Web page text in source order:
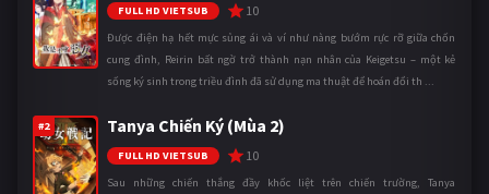
FULL HD VIETSUB 10
Được điện hạ hết mực sủng ái và ví như nàng bướm rực rỡ giữa chốn
cung đình, Reirin bất ngờ trở thành nạn nhân của Keigetsu – một kẻ
sống ký sinh trong triều đình đã sử dụng ma thuật để hoán đổi th ...
#2 Tanya Chiến Ký (Mùa 2)
FULL HD VIETSUB 10
Sau những chiến thắng đầy khốc liệt trên chiến trường, Tanya